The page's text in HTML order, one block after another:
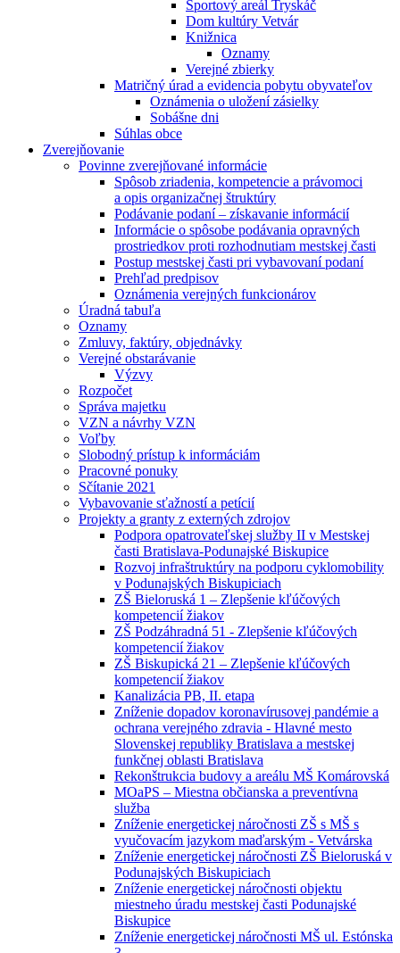
Športový areál Tryskáč
Dom kultúry Vetvár
Knižnica
Oznamy
Verejné zbierky
Matričný úrad a evidencia pobytu obyvateľov
Oznámenia o uložení zásielky
Sobášne dni
Súhlas obce
Zverejňovanie
Povinne zverejňované informácie
Spôsob zriadenia, kompetencie a právomoci
a opis organizačnej štruktúry
Podávanie podaní – získavanie informácií
Informácie o spôsobe podávania opravných
prostriedkov proti rozhodnutiam mestskej časti
Postup mestskej časti pri vybavovaní podaní
Prehľad predpisov
Oznámenia verejných funkcionárov
Úradná tabuľa
Oznamy
Zmluvy, faktúry, objednávky
Verejné obstarávanie
Výzvy
Rozpočet
Správa majetku
VZN a návrhy VZN
Voľby
Slobodný prístup k informáciám
Pracovné ponuky
Sčítanie 2021
Vybavovanie sťažností a petícií
Projekty a granty z externých zdrojov
Podpora opatrovateľskej služby II v Mestskej
časti Bratislava-Podunajské Biskupice
Rozvoj infraštruktúry na podporu cyklomobility
v Podunajských Biskupiciach
ZŠ Bieloruská 1 – Zlepšenie kľúčových
kompetencií žiakov
ZŠ Podzáhradná 51 - Zlepšenie kľúčových
kompetencií žiakov
ZŠ Biskupická 21 – Zlepšenie kľúčových
kompetencií žiakov
Kanalizácia PB, II. etapa
Zníženie dopadov koronavírusovej pandémie a
ochrana verejného zdravia - Hlavné mesto
Slovenskej republiky Bratislava a mestskej
funkčnej oblasti Bratislava
Rekonštrukcia budovy a areálu MŠ Komárovská
MOaPS – Miestna občianska a preventívna
služba
Zníženie energetickej náročnosti ZŠ s MŠ s
vyučovacím jazykom maďarským - Vetvárska
Zníženie energetickej náročnosti ZŠ Bieloruská v
Podunajských Biskupiciach
Zníženie energetickej náročnosti objektu
miestneho úradu mestskej časti Podunajské
Biskupice
Zníženie energetickej náročnosti MŠ ul. Estónska